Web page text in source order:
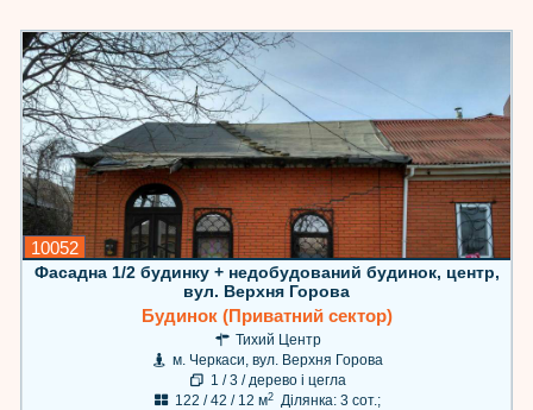
10052
Фасадна 1/2 будинку + недобудований будинок, центр,
вул. Верхня Горова
Будинок (Приватний сектор)
Тихий Центр
м. Черкаси, вул. Верхня Горова
1 / 3 / дерево і цегла
122 / 42 / 12 м2 Ділянка: 3 сот.;